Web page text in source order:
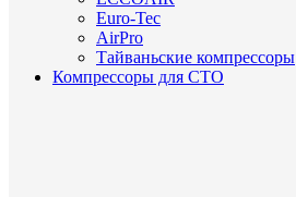
Euro-Tec
AirPro
Тайваньские компрессоры
Компрессоры для СТО